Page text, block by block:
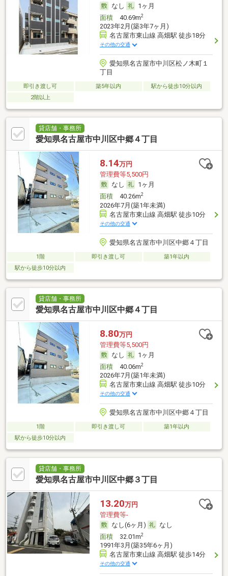
なし
1ヶ月
面積40.69m2
2023年2月(築3年7ヶ月)
名古屋市東山線 高畑駅 徒歩18分
その他の交通
愛知県名古屋市中川区松ノ木町１
丁目
即引き渡し可 築5年以内
駅から徒歩10分以内
2階以上
貸店舗・事務所
愛知県名古屋市中川区中郷４丁目
8.14万円
管理費等5,500円
なし
1ヶ月
面積40.26m2
2026年7月(築1年未満)
名古屋市東山線 高畑駅 徒歩10分
その他の交通
愛知県名古屋市中川区中郷４丁目
1階 即引き渡し可
築1年以内
駅から徒歩10分以内
貸店舗・事務所
愛知県名古屋市中川区中郷４丁目
8.80万円
管理費等5,500円
なし
1ヶ月
面積40.06m2
2026年7月(築1年未満)
名古屋市東山線 高畑駅 徒歩10分
その他の交通
愛知県名古屋市中川区中郷４丁目
1階 即引き渡し可
築1年以内
駅から徒歩10分以内
貸店舗・事務所
愛知県名古屋市中川区中郷３丁目
13.20万円
管理費等-
なし(6ヶ月)
なし
面積32.01m2
1991年3月(築35年6ヶ月)
名古屋市東山線 高畑駅 徒歩14分
その他の交通